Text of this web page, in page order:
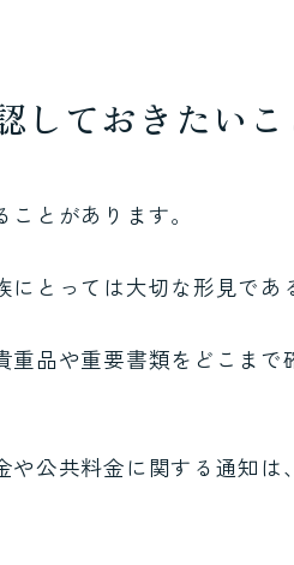
しておきたいこ
とがあります。
とっては大切な形見であ
品や重要書類をどこまで
公共料金に関する通知は